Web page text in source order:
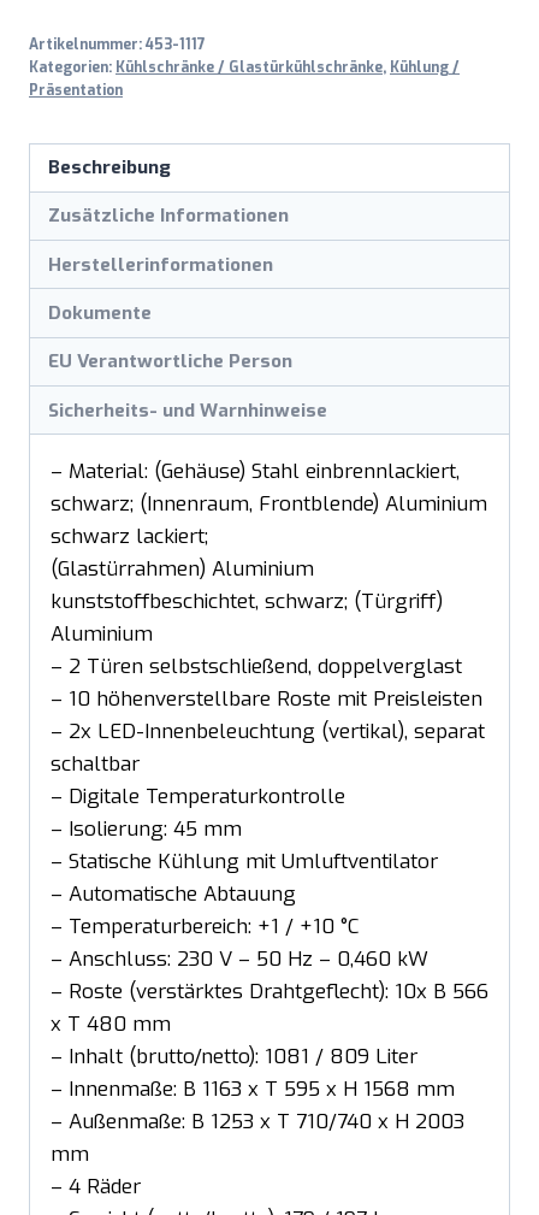
-
schwarz
Artikelnummer:453-1117
Kategorien: Kühlschränke / Glastürkühlschränke, Kühlung /
Präsentation
Beschreibung
Zusätzliche Informationen
Herstellerinformationen
Dokumente
EU Verantwortliche Person
Sicherheits- und Warnhinweise
– Material: (Gehäuse) Stahl einbrennlackiert,
schwarz; (Innenraum, Frontblende) Aluminium
schwarz lackiert;
(Glastürrahmen) Aluminium
kunststoffbeschichtet, schwarz; (Türgriff)
Aluminium
– 2 Türen selbstschließend, doppelverglast
– 10 höhenverstellbare Roste mit Preisleisten
– 2x LED-Innenbeleuchtung (vertikal), separat
schaltbar
– Digitale Temperaturkontrolle
– Isolierung: 45 mm
– Statische Kühlung mit Umluftventilator
– Automatische Abtauung
– Temperaturbereich: +1 / +10 °C
– Anschluss: 230 V – 50 Hz – 0,460 kW
– Roste (verstärktes Drahtgeflecht): 10x B 566
x T 480 mm
– Inhalt (brutto/netto): 1081 / 809 Liter
– Innenmaße: B 1163 x T 595 x H 1568 mm
– Außenmaße: B 1253 x T 710/740 x H 2003
mm
– 4 Räder